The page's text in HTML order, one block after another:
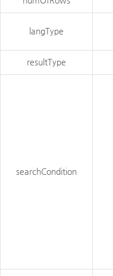
langType
resultType
searchCondition